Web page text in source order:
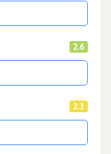
2.6
2.3